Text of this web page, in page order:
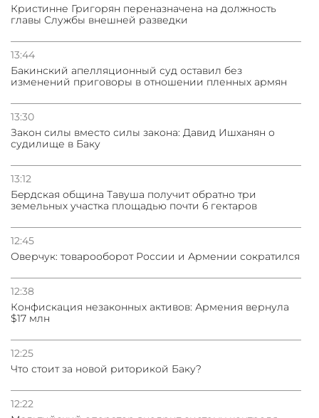
Кристинне Григорян переназначена на должность
главы Службы внешней разведки
13:44
Бакинский апелляционный суд оставил без
изменений приговоры в отношении пленных армян
13:30
Закон силы вместо силы закона: Давид Ишханян о
судилище в Баку
13:12
Бeрдская община Тавуша получит обратно три
земельных участка площадью почти 6 гектаров
12:45
Оверчук: товарооборот России и Армении сократился
12:38
Конфискация незаконных активов: Армения вернула
$17 млн
12:25
Что стоит за новой риторикой Баку?
12:22